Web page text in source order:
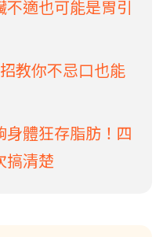
適也可能是胃引
教你不忌口也能
體狂存脂肪！四
搞清楚